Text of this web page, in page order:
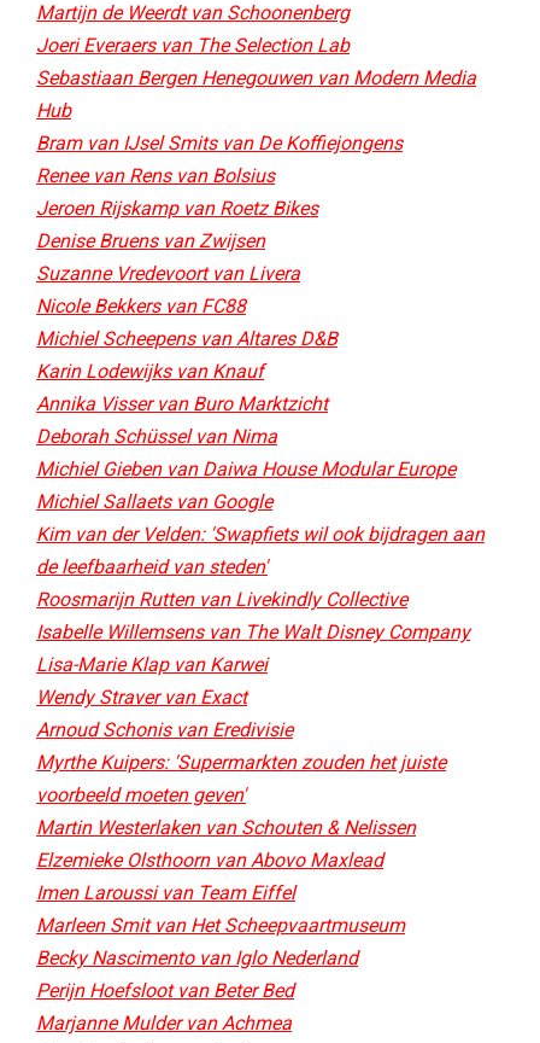
Martijn de Weerdt van Schoonenberg
Joeri Everaers van The Selection Lab
Sebastiaan Bergen Henegouwen van Modern Media
Hub
Bram van IJsel Smits van De Koffiejongens
Renee van Rens van Bolsius
Jeroen Rijskamp van Roetz Bikes
Denise Bruens van Zwijsen
Suzanne Vredevoort van Livera
Nicole Bekkers van FC88
Michiel Scheepens van Altares D&B
Karin Lodewijks van Knauf
Annika Visser van Buro Marktzicht
Deborah Schüssel van Nima
Michiel Gieben van Daiwa House Modular Europe
Michiel Sallaets van Google
Kim van der Velden: 'Swapfiets wil ook bijdragen aan
de leefbaarheid van steden'
Roosmarijn Rutten van Livekindly Collective
Isabelle Willemsens van The Walt Disney Company
Lisa-Marie Klap van Karwei
Wendy Straver van Exact
Arnoud Schonis van Eredivisie
Myrthe Kuipers: 'Supermarkten zouden het juiste
voorbeeld moeten geven'
Martin Westerlaken van Schouten & Nelissen
Elzemieke Olsthoorn van Abovo Maxlead
Imen Laroussi van Team Eiffel
Marleen Smit van Het Scheepvaartmuseum
Becky Nascimento van Iglo Nederland
Perijn Hoefsloot van Beter Bed​
Marjanne Mulder van Achmea